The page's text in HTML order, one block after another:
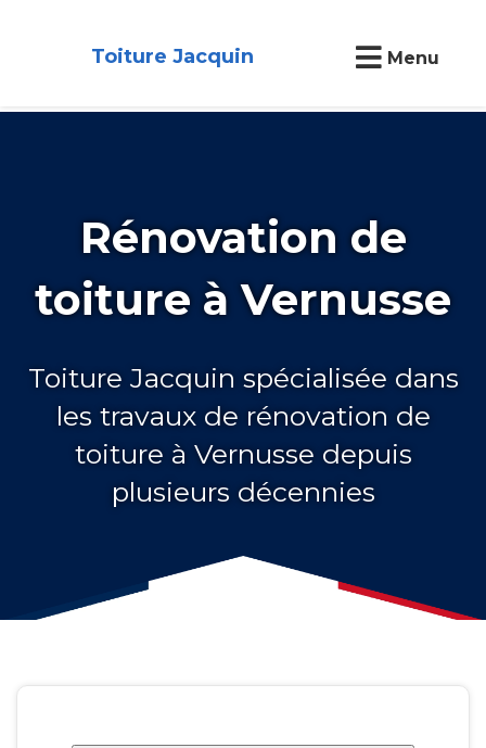
Toiture Jacquin Menu
Rénovation de
toiture à Vernusse
Toiture Jacquin spécialisée dans
les travaux de rénovation de
toiture à Vernusse depuis
plusieurs décennies